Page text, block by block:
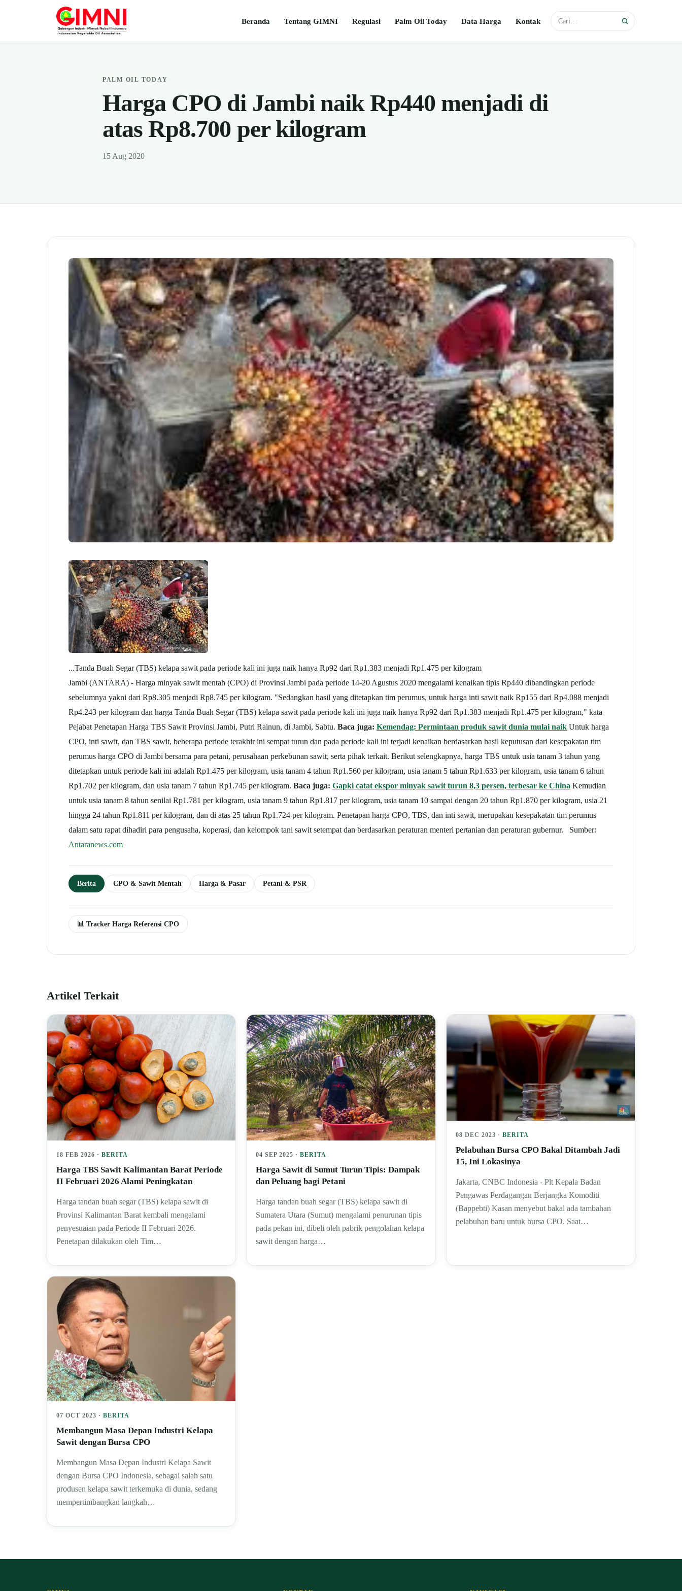
Beranda Tentang GIMNI Regulasi Palm Oil Today Data Harga Kontak
PALM OIL TODAY
Harga CPO di Jambi naik Rp440 menjadi di
atas Rp8.700 per kilogram
15 Aug 2020
...Tanda Buah Segar (TBS) kelapa sawit pada periode kali ini juga naik hanya Rp92 dari Rp1.383 menjadi Rp1.475 per kilogram
Jambi (ANTARA) - Harga minyak sawit mentah (CPO) di Provinsi Jambi pada periode 14-20 Agustus 2020 mengalami kenaikan tipis Rp440 dibandingkan periode
sebelumnya yakni dari Rp8.305 menjadi Rp8.745 per kilogram. "Sedangkan hasil yang ditetapkan tim perumus, untuk harga inti sawit naik Rp155 dari Rp4.088 menjadi
Rp4.243 per kilogram dan harga Tanda Buah Segar (TBS) kelapa sawit pada periode kali ini juga naik hanya Rp92 dari Rp1.383 menjadi Rp1.475 per kilogram," kata
Pejabat Penetapan Harga TBS Sawit Provinsi Jambi, Putri Rainun, di Jambi, Sabtu. Baca juga: Kemendag: Permintaan produk sawit dunia mulai naik Untuk harga
CPO, inti sawit, dan TBS sawit, beberapa periode terakhir ini sempat turun dan pada periode kali ini terjadi kenaikan berdasarkan hasil keputusan dari kesepakatan tim
perumus harga CPO di Jambi bersama para petani, perusahaan perkebunan sawit, serta pihak terkait. Berikut selengkapnya, harga TBS untuk usia tanam 3 tahun yang
ditetapkan untuk periode kali ini adalah Rp1.475 per kilogram, usia tanam 4 tahun Rp1.560 per kilogram, usia tanam 5 tahun Rp1.633 per kilogram, usia tanam 6 tahun
Rp1.702 per kilogram, dan usia tanam 7 tahun Rp1.745 per kilogram. Baca juga: Gapki catat ekspor minyak sawit turun 8,3 persen, terbesar ke China Kemudian
untuk usia tanam 8 tahun senilai Rp1.781 per kilogram, usia tanam 9 tahun Rp1.817 per kilogram, usia tanam 10 sampai dengan 20 tahun Rp1.870 per kilogram, usia 21
hingga 24 tahun Rp1.811 per kilogram, dan di atas 25 tahun Rp1.724 per kilogram. Penetapan harga CPO, TBS, dan inti sawit, merupakan kesepakatan tim perumus
dalam satu rapat dihadiri para pengusaha, koperasi, dan kelompok tani sawit setempat dan berdasarkan peraturan menteri pertanian dan peraturan gubernur. Sumber:
Antaranews.com
Berita CPO & Sawit Mentah Harga & Pasar Petani & PSR
📊 Tracker Harga Referensi CPO
Artikel Terkait
18 FEB 2026 · BERITA
Harga TBS Sawit Kalimantan Barat Periode
II Februari 2026 Alami Peningkatan
Harga tandan buah segar (TBS) kelapa sawit di
Provinsi Kalimantan Barat kembali mengalami
penyesuaian pada Periode II Februari 2026.
Penetapan dilakukan oleh Tim…
04 SEP 2025 ·BERITA
Harga Sawit di Sumut Turun Tipis: Dampak
dan Peluang bagi Petani
Harga tandan buah segar (TBS) kelapa sawit di
Sumatera Utara (Sumut) mengalami penurunan tipis
pada pekan ini, dibeli oleh pabrik pengolahan kelapa
sawit dengan harga…
08 DEC 2023 · BERITA
Pelabuhan Bursa CPO Bakal Ditambah Jadi
15, Ini Lokasinya
Jakarta, CNBC Indonesia - Plt Kepala Badan
Pengawas Perdagangan Berjangka Komoditi
(Bappebti) Kasan menyebut bakal ada tambahan
pelabuhan baru untuk bursa CPO. Saat…
07 OCT 2023 · BERITA
Membangun Masa Depan Industri Kelapa
Sawit dengan Bursa CPO
Membangun Masa Depan Industri Kelapa Sawit
dengan Bursa CPO Indonesia, sebagai salah satu
produsen kelapa sawit terkemuka di dunia, sedang
mempertimbangkan langkah…